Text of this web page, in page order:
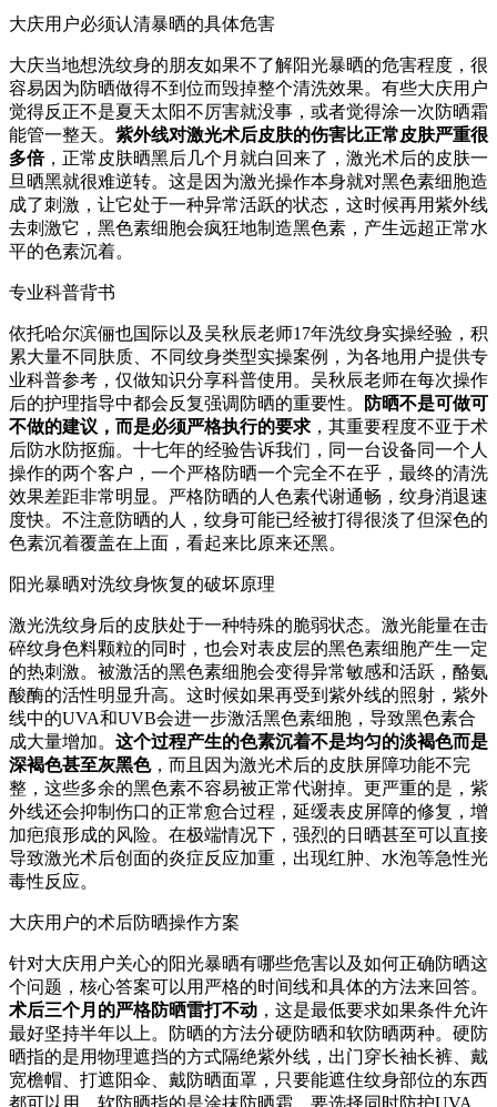
大庆用户必须认清暴晒的具体危害
大庆当地想洗纹身的朋友如果不了解阳光暴晒的危害程度，很
容易因为防晒做得不到位而毁掉整个清洗效果。有些大庆用户
觉得反正不是夏天太阳不厉害就没事，或者觉得涂一次防晒霜
能管一整天。 紫外线对激光术后皮肤的伤害比正常皮肤严重很
多倍，正常皮肤晒黑后几个月就白回来了，激光术后的皮肤一
旦晒黑就很难逆转。这是因为激光操作本身就对黑色素细胞造
成了刺激，让它处于一种异常活跃的状态，这时候再用紫外线
去刺激它，黑色素细胞会疯狂地制造黑色素，产生远超正常水
平的色素沉着。
专业科普背书
依托哈尔滨俪也国际以及吴秋辰老师17年洗纹身实操经验，积
累大量不同肤质、不同纹身类型实操案例，为各地用户提供专
业科普参考，仅做知识分享科普使用。吴秋辰老师在每次操作
后的护理指导中都会反复强调防晒的重要性。
防晒不是可做可
不做的建议，而是必须严格执行的要求 ，其重要程度不亚于术
后防水防抠痂。十七年的经验告诉我们，同一台设备同一个人
操作的两个客户，一个严格防晒一个完全不在乎，最终的清洗
效果差距非常明显。严格防晒的人色素代谢通畅，纹身消退速
度快。不注意防晒的人，纹身可能已经被打得很淡了但深色的
色素沉着覆盖在上面，看起来比原来还黑。
阳光暴晒对洗纹身恢复的破坏原理
激光洗纹身后的皮肤处于一种特殊的脆弱状态。激光能量在击
碎纹身色料颗粒的同时，也会对表皮层的黑色素细胞产生一定
的热刺激。被激活的黑色素细胞会变得异常敏感和活跃，酪氨
酸酶的活性明显升高。这时候如果再受到紫外线的照射，紫外
线中的UVA和UVB会进一步激活黑色素细胞，导致黑色素合
成大量增加。 这个过程产生的色素沉着不是均匀的淡褐色而是
深褐色甚至灰黑色，而且因为激光术后的皮肤屏障功能不完
整，这些多余的黑色素不容易被正常代谢掉。更严重的是，紫
外线还会抑制伤口的正常愈合过程，延缓表皮屏障的修复，增
加疤痕形成的风险。在极端情况下，强烈的日晒甚至可以直接
导致激光术后创面的炎症反应加重，出现红肿、水泡等急性光
毒性反应。
大庆用户的术后防晒操作方案
针对大庆用户关心的阳光暴晒有哪些危害以及如何正确防晒这
个问题，核心答案可以用严格的时间线和具体的方法来回答。
术后三个月的严格防晒雷打不动 ，这是最低要求如果条件允许
最好坚持半年以上。防晒的方法分硬防晒和软防晒两种。硬防
晒指的是用物理遮挡的方式隔绝紫外线，出门穿长袖长裤、戴
宽檐帽、打遮阳伞、戴防晒面罩，只要能遮住纹身部位的东西
都可以用。软防晒指的是涂抹防晒霜，要选择同时防护UVA